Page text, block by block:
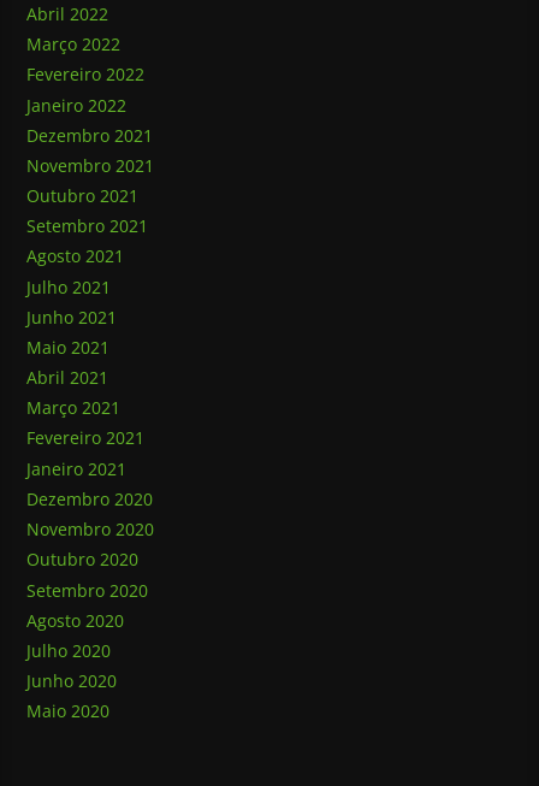
Abril 2022
Março 2022
Fevereiro 2022
Janeiro 2022
Dezembro 2021
Novembro 2021
Outubro 2021
Setembro 2021
Agosto 2021
Julho 2021
Junho 2021
Maio 2021
Abril 2021
Março 2021
Fevereiro 2021
Janeiro 2021
Dezembro 2020
Novembro 2020
Outubro 2020
Setembro 2020
Agosto 2020
Julho 2020
Junho 2020
Maio 2020